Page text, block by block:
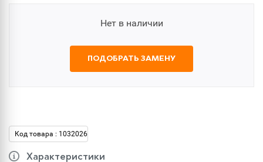
Нет в наличии
ПОДОБРАТЬ ЗАМЕНУ
Код товара : 1032026
Характеристики